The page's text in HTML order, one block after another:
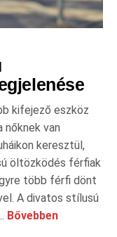
kifejező eszköz
nőknek van
keresztül,
öltözködés férfiak
több férfi dönt
A divatos stílusú
Bővebben